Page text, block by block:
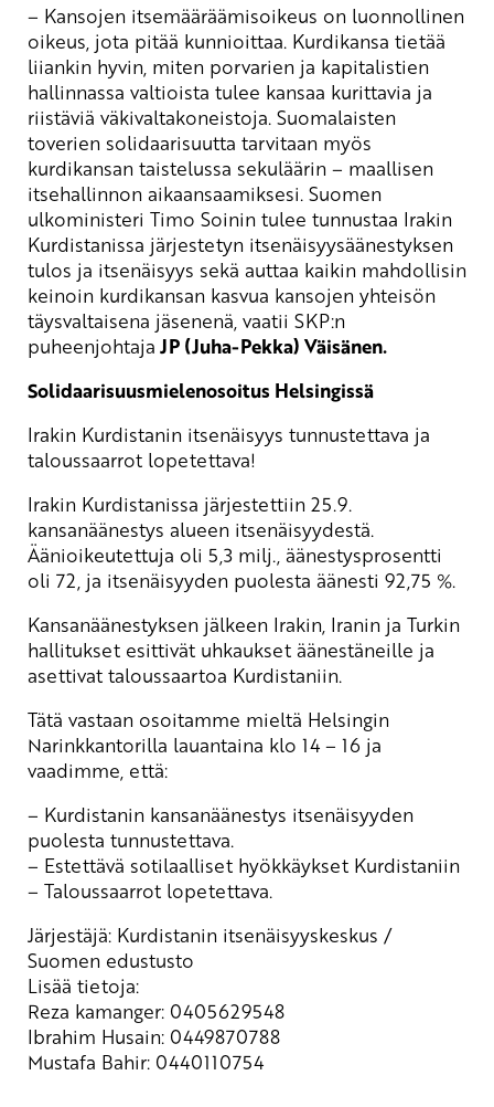
– Kansojen itsemääräämisoikeus on luonnollinen
oikeus, jota pitää kunnioittaa. Kurdikansa tietää
liiankin hyvin, miten porvarien ja kapitalistien
hallinnassa valtioista tulee kansaa kurittavia ja
riistäviä väkivaltakoneistoja. Suomalaisten
toverien solidaarisuutta tarvitaan myös
kurdikansan taistelussa sekuläärin – maallisen
itsehallinnon aikaansaamiksesi. Suomen
ulkoministeri Timo Soinin tulee tunnustaa Irakin
Kurdistanissa järjestetyn itsenäisyysäänestyksen
tulos ja itsenäisyys sekä auttaa kaikin mahdollisin
keinoin kurdikansan kasvua kansojen yhteisön
täysvaltaisena jäsenenä, vaatii SKP:n
puheenjohtaja JP (Juha-Pekka) Väisänen.
Solidaarisuusmielenosoitus Helsingissä
Irakin Kurdistanin itsenäisyys tunnustettava ja
taloussaarrot lopetettava!
Irakin Kurdistanissa järjestettiin 25.9.
kansanäänestys alueen itsenäisyydestä.
Äänioikeutettuja oli 5,3 milj., äänestysprosentti
oli 72, ja itsenäisyyden puolesta äänesti 92,75 %.
Kansanäänestyksen jälkeen Irakin, Iranin ja Turkin
hallitukset esittivät uhkaukset äänestäneille ja
asettivat taloussaartoa Kurdistaniin.
Tätä vastaan osoitamme mieltä Helsingin
Narinkkantorilla lauantaina klo 14 – 16 ja
vaadimme, että:
– Kurdistanin kansanäänestys itsenäisyyden
puolesta tunnustettava.
– Estettävä sotilaalliset hyökkäykset Kurdistaniin
– Taloussaarrot lopetettava.
Järjestäjä: Kurdistanin itsenäisyyskeskus /
Suomen edustusto
Lisää tietoja:
Reza kamanger: 0405629548
Ibrahim Husain: 0449870788
Mustafa Bahir: 0440110754